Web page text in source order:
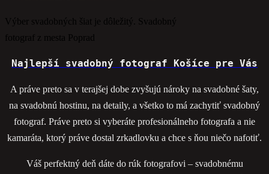
Výber svadobných šiat je dôležitý. Svadobný
fotograf z mesta Poprad
Najlepší svadobný fotograf Košíce pre Vás
A práve preto sa v terajšej dobe zvyšujú nároky na svadobné šaty,
na svadobnú hostinu, na detaily, a všetko to má zachytiť svadobný
fotograf. Práve preto si vyberáte profesionálneho fotografa a nie
kamaráta, ktorý práve dostal zrkadlovku a chce s ňou niečo nafotiť.
Váš perfektný deň dáte do rúk fotografovi – svadobnému